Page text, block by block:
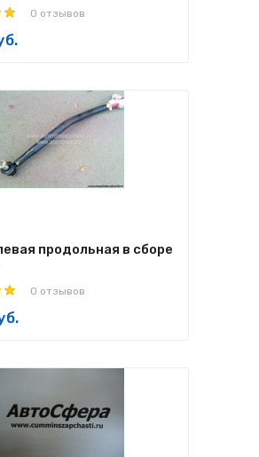
0 отзывов
продольная в сборе
0 отзывов